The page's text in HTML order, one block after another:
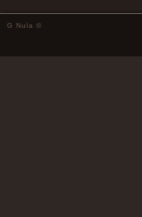
G Nula ©